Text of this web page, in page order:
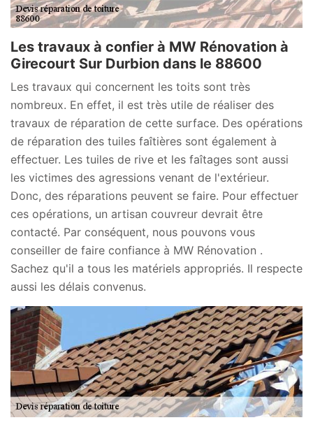
Les travaux à confier à MW Rénovation à
Girecourt Sur Durbion dans le 88600
Les travaux qui concernent les toits sont très
nombreux. En effet, il est très utile de réaliser des
travaux de réparation de cette surface. Des opérations
de réparation des tuiles faîtières sont également à
effectuer. Les tuiles de rive et les faîtages sont aussi
les victimes des agressions venant de l'extérieur.
Donc, des réparations peuvent se faire. Pour effectuer
ces opérations, un artisan couvreur devrait être
contacté. Par conséquent, nous pouvons vous
conseiller de faire confiance à MW Rénovation .
Sachez qu'il a tous les matériels appropriés. Il respecte
aussi les délais convenus.